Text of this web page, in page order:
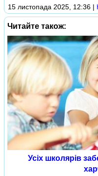
15 листопада 2025, 12:36 |
Читайте також:
Усіх школярів